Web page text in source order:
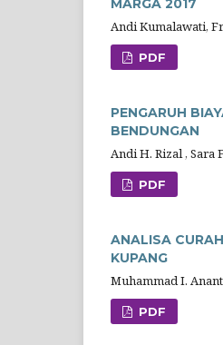
MARGA 2017
Andi Kumalawati,
PDF
PENGARUH
BENDUNGAN
Andi H. Rizal , Sara
PDF
ANALISA
KUPANG
Muhammad I.
PDF